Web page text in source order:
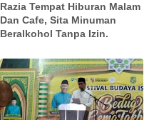
Razia Tempat Hiburan Malam
Dan Cafe, Sita Minuman
Beralkohol Tanpa Izin.